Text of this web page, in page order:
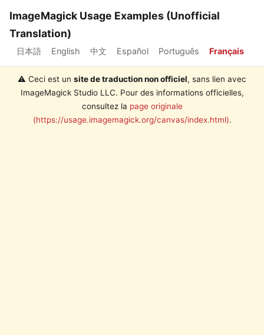
ImageMagick Usage Examples (Unofficial
Translation)
日本語 English 中文 Español Português Français
⚠️ Ceci est un site de traduction non officiel, sans lien avec
ImageMagick Studio LLC. Pour des informations officielles,
consultez la page originale
(https://usage.imagemagick.org/canvas/index.html).